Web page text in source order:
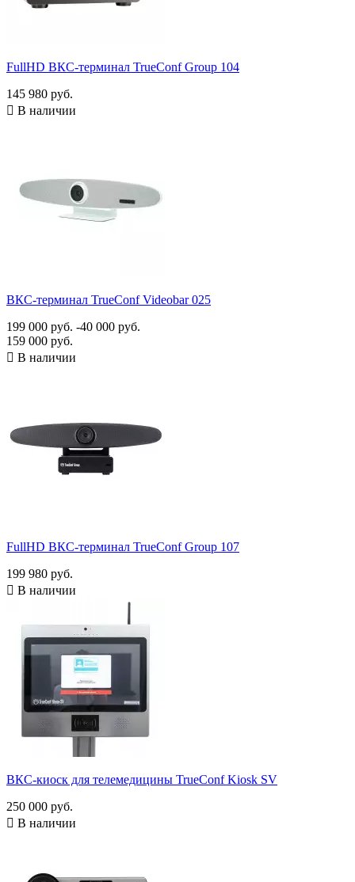
FullHD ВКС-терминал TrueConf Group 104
145 980 руб.
 В наличии
ВКС-терминал TrueConf Videobar 025
199 000 руб. -40 000 руб.
159 000 руб.
 В наличии
FullHD ВКС-терминал TrueConf Group 107
199 980 руб.
 В наличии
ВКС-киоск для телемедицины TrueConf Kiosk SV
250 000 руб.
 В наличии